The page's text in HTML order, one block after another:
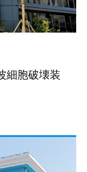
細胞破壊装